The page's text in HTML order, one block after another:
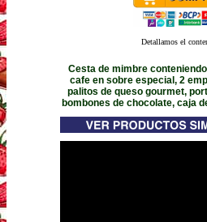
Detallamos el
Cesta de mimbre
cafe en sobre especial, 2
palitos de queso gourmet,
bombones de chocolate, caja